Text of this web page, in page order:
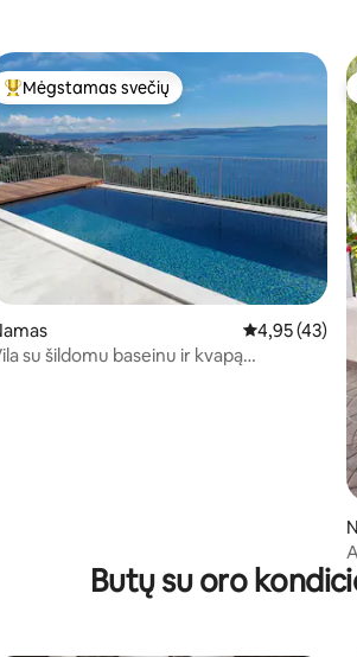
4,83 iš 5, atsiliepimų: 12
Svečių mėgstamiausias
Mėgstamas svečių
Vidutinis
4,95 (43)
su šildomu baseinu ir kvapą
Butų su oro